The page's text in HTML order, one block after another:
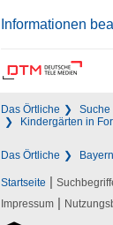
Informationen
Das Örtliche Suche
Kindergärten in
Das Örtliche Bayern
Startseite |
Impressum |